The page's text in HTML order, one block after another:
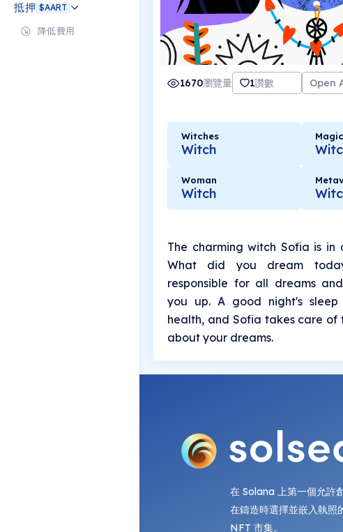
抵押 $AART
降低費用
1670瀏覽量 1讚數 Open
Witches
Witch
Magic
Woman
Witch
The charming witch Sofia is in
What did you dream
responsible for all dreams
you up. A good night's
health, and Sofia takes care of
about your dreams.
在 Solana 上第一個允許
在鑄造時選擇並嵌入執照
NFT 市集。